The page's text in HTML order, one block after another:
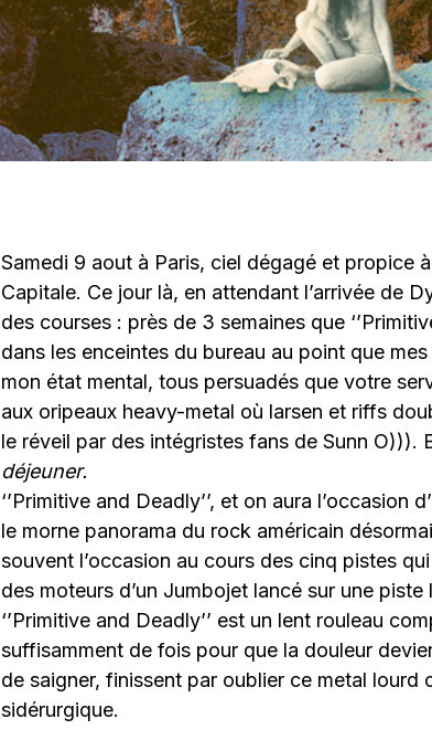
Samedi 9 aout à Paris, ciel dégagé et propice
Capitale. Ce jour là, en attendant l’arrivée de
des courses : près de 3 semaines que
dans les enceintes du bureau au point que
mon état mental, tous persuadés que votre
aux oripeaux heavy-metal où larsen et riffs
le réveil par des intégristes fans de Sunn O))).
déjeuner.
‘’Primitive and Deadly’’, et on aura l’occasion
le morne panorama du rock américain
souvent l’occasion au cours des cinq pistes
des moteurs d’un Jumbojet lancé sur une
‘’Primitive and Deadly’’ est un lent rouleau
suffisamment de fois pour que la douleur
de saigner, finissent par oublier ce metal lourd
sidérurgique.